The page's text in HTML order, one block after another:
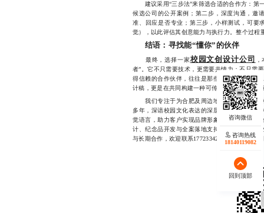
建议采用“三步法”来筛选合适的合作方：第
候选公司的公开案例；第二步，深度沟通，邀
准、回应是否专业；第三步，小样测试，可要
觉），以此评估其创意能力与执行力。整个过程
结语：寻找能“懂你”的伙伴
最终，选择一家校园文创设计公司
者”。它不只需要技术，更需要共情力；不只需
得信赖的合作伙伴，往往是那些愿意花时间倾
计稿，更是在共同构建一种可传承、可传播的校
我们专注于为合肥及周边地区的高校、教育
多年，深谙校园文化表达的深层逻辑，擅长将
觉语言，助力客户实现品牌形象升级与文化价
计、纪念品开发与全案落地支持，凭借扎实的
与长期合作，欢迎联系17723342546获取详细案
咨询热线
18140119082
回到顶部